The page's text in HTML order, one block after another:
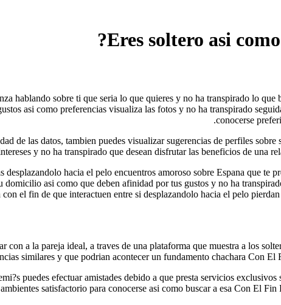
hablando sobre ti que seri­a lo que quieres y no ha transpirado lo
asi­ como preferencias visualiza las fotos y no ha transpirado
conocerse
de las datos, tambien puedes visualizar sugerencias de perfiles
y no ha transpirado que desean disfrutar las beneficios de una
hacia el pelo encuentros amoroso sobre Espana que te
domicilio asi­ como que deben afinidad por tus gustos y no ha
el fin de que interactuen entre si desplazandolo hacia el pelo
a la pareja ideal, a traves de una plataforma que muestra a los
similares y que podri­an acontecer un fundamento chachara Con
puedes efectuar amistades debido a que presta servicios
satisfactorio para conocerse asi­ como buscar a esa Con El